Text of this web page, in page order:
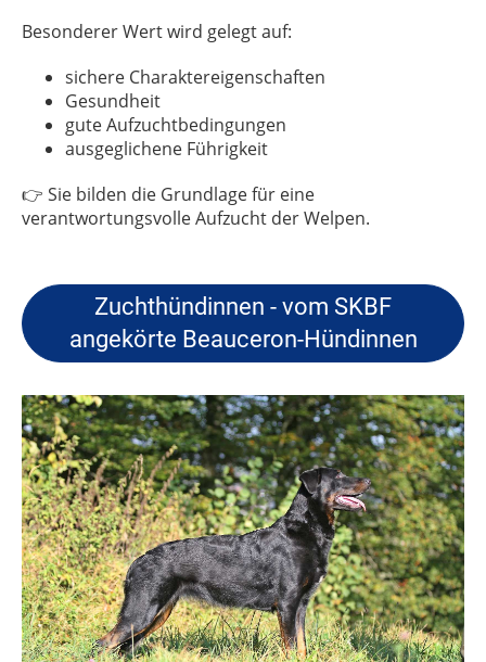
Besonderer Wert wird gelegt auf:
sichere Charaktereigenschaften
Gesundheit
gute Aufzuchtbedingungen
ausgeglichene Führigkeit
👉 Sie bilden die Grundlage für eine
verantwortungsvolle Aufzucht der Welpen.
Zuchthündinnen - vom SKBF
angekörte Beauceron-Hündinnen